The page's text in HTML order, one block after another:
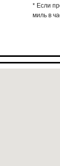
* Если
миль в